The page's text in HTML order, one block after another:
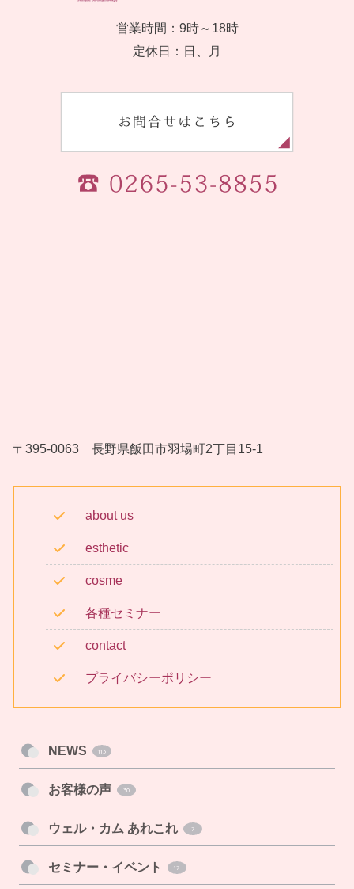
営業時間：9時～18時
定休日：日、月
〒395-0063 長野県飯田市羽場町2丁目15-1
about us
esthetic
cosme
各種セミナー
contact
プライバシーポリシー
NEWS 113
お客様の声 30
ウェル・カム あれこれ 7
セミナー・イベント 17